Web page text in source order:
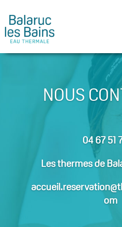
NOUS
04 67 51
Les thermes de
om